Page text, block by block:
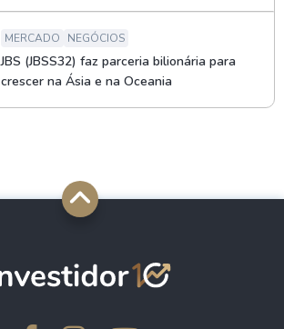
MERCADO NEGÓCIOS
JBS (JBSS32) faz parceria bilionária para
crescer na Ásia e na Oceania